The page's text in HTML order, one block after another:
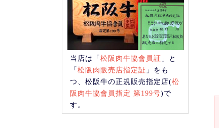
当店は「松阪肉牛協會員証 」と
「松阪肉販売店指定証 」をも
つ、松阪牛の正規販売指定店(松
阪肉牛協會員指定 第199号)で
す。